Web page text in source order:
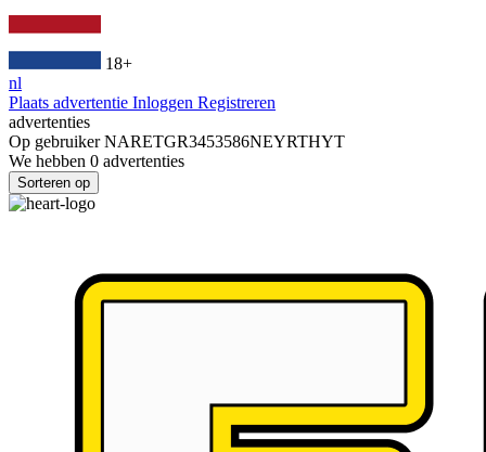
18+
nl
Plaats advertentie Inloggen Registreren
advertenties
Op gebruikerNARETGR3453586NEYRTHYT
We hebben 0 advertenties
Sorteren op